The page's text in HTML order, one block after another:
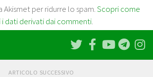
per ridurre lo spam.Scopri come
dati derivati dai commenti.
ARTICOLO SUCCESSIVO